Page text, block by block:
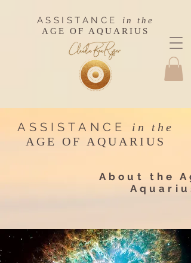
ASSISTANCE
in the
AGE OF AQUARIUS
ASSISTANCE in the
AGE OF AQUARIUS
About the